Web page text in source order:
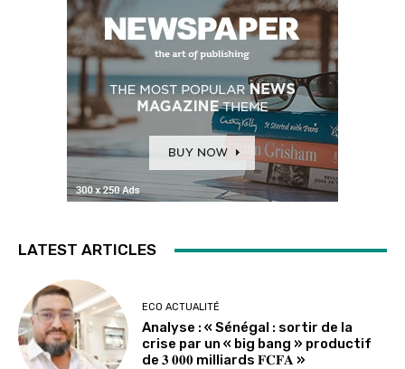
LATEST ARTICLES
ECO ACTUALITÉ
Analyse : « Sénégal : sortir de la
crise par un « big bang » productif
de 𝟑 𝟎𝟎𝟎 milliards 𝐅𝐂𝐅𝐀 »